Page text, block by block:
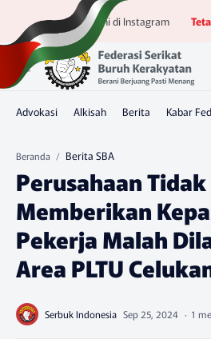
Ikuti kami di Instagram
Beranda Berita SBA
Perusahaan
Memberikan
Pekerja Malah
Area PLTU
1